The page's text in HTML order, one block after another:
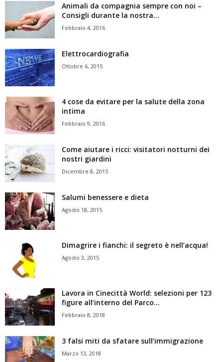
Animali da compagnia sempre con noi –
Consigli durante la nostra...
Febbraio 4, 2016
Elettrocardiografia
Ottobre 6, 2015
4 cose da evitare per la salute della zona
intima
Febbraio 9, 2016
Come aiutare i ricci: visitatori notturni dei
nostri giardini
Dicembre 8, 2015
Salumi benessere e dieta
Agosto 18, 2015
Dimagrire i fianchi: il segreto è nell’acqua!
Agosto 3, 2015
Lavora in Cinecittà World: selezioni per 123
figure all’interno del Parco...
Febbraio 8, 2018
3 falsi miti da sfatare sull’immigrazione
Marzo 13, 2018